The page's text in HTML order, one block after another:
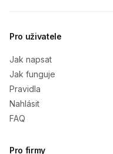
Pro uživatele
Jak napsat
Jak funguje
Pravidla
Nahlásit
FAQ
Pro firmy